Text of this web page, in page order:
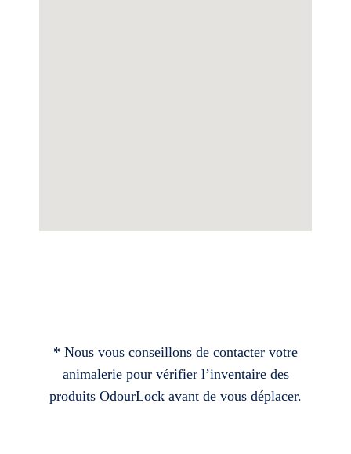
* Nous vous conseillons de contacter votre
animalerie pour vérifier l’inventaire des
produits OdourLock avant de vous déplacer.